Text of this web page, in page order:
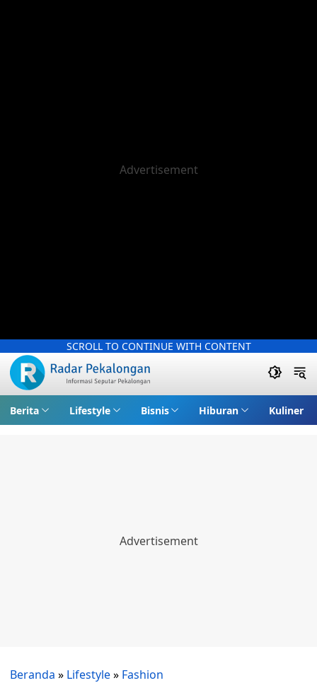
SCROLL TO CONTINUE WITH CONTENT
Berita Lifestyle Bisnis Hiburan Kuliner
Beranda » Lifestyle» Fashion